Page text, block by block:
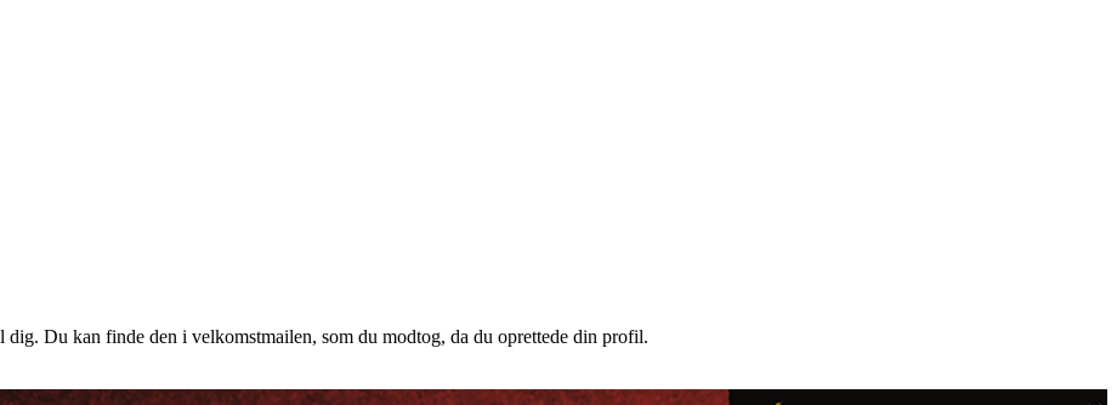
Du kan finde den i velkomstmailen, som du modtog, da du oprettede din profil.